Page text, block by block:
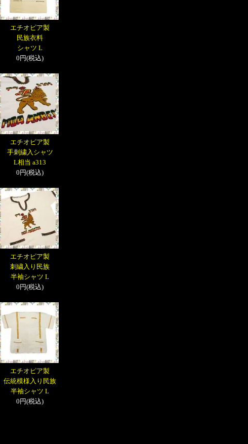
エチオピア製
民族衣料
シャツ L
0円(税込)
エチオピア製
手刺繍入シャツ
L相当 a313
0円(税込)
エチオピア製
刺繍入り民族
半袖シャツ L
0円(税込)
エチオピア製
伝統模様入り民族
半袖シャツ L
0円(税込)